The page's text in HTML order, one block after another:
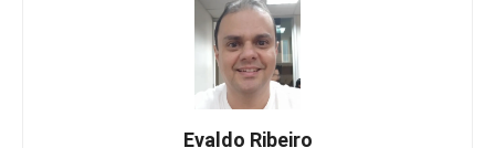
Evaldo Ribeiro